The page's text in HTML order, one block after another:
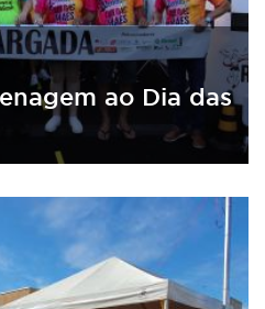
ao Dia das